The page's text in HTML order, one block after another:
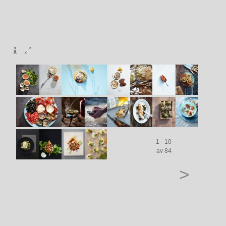
1 - 10
av 84
>